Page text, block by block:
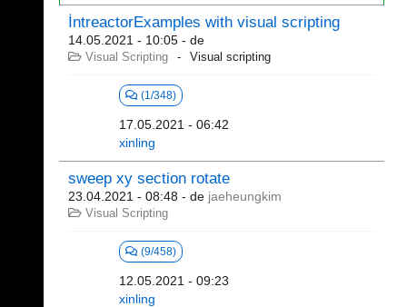
İntreactorExamples with visual scripting
14.05.2021 - 10:05 - de
Visual Scripting Visual scripting
(1/348)
17.05.2021 - 06:42
xinling
sweep xy section rotate
23.04.2021 - 08:48 - de jaeheungkim
Visual Scripting
(9/458)
12.05.2021 - 09:23
xinling